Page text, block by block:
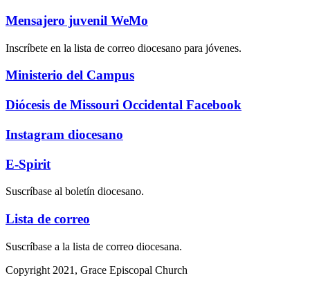
Mensajero juvenil WeMo
Inscríbete en la lista de correo diocesano para jóvenes.
Ministerio del Campus
Diócesis de Missouri Occidental Facebook
Instagram diocesano
E-Spirit
Suscríbase al boletín diocesano.
Lista de correo
Suscríbase a la lista de correo diocesana.
Copyright 2021, Grace Episcopal Church